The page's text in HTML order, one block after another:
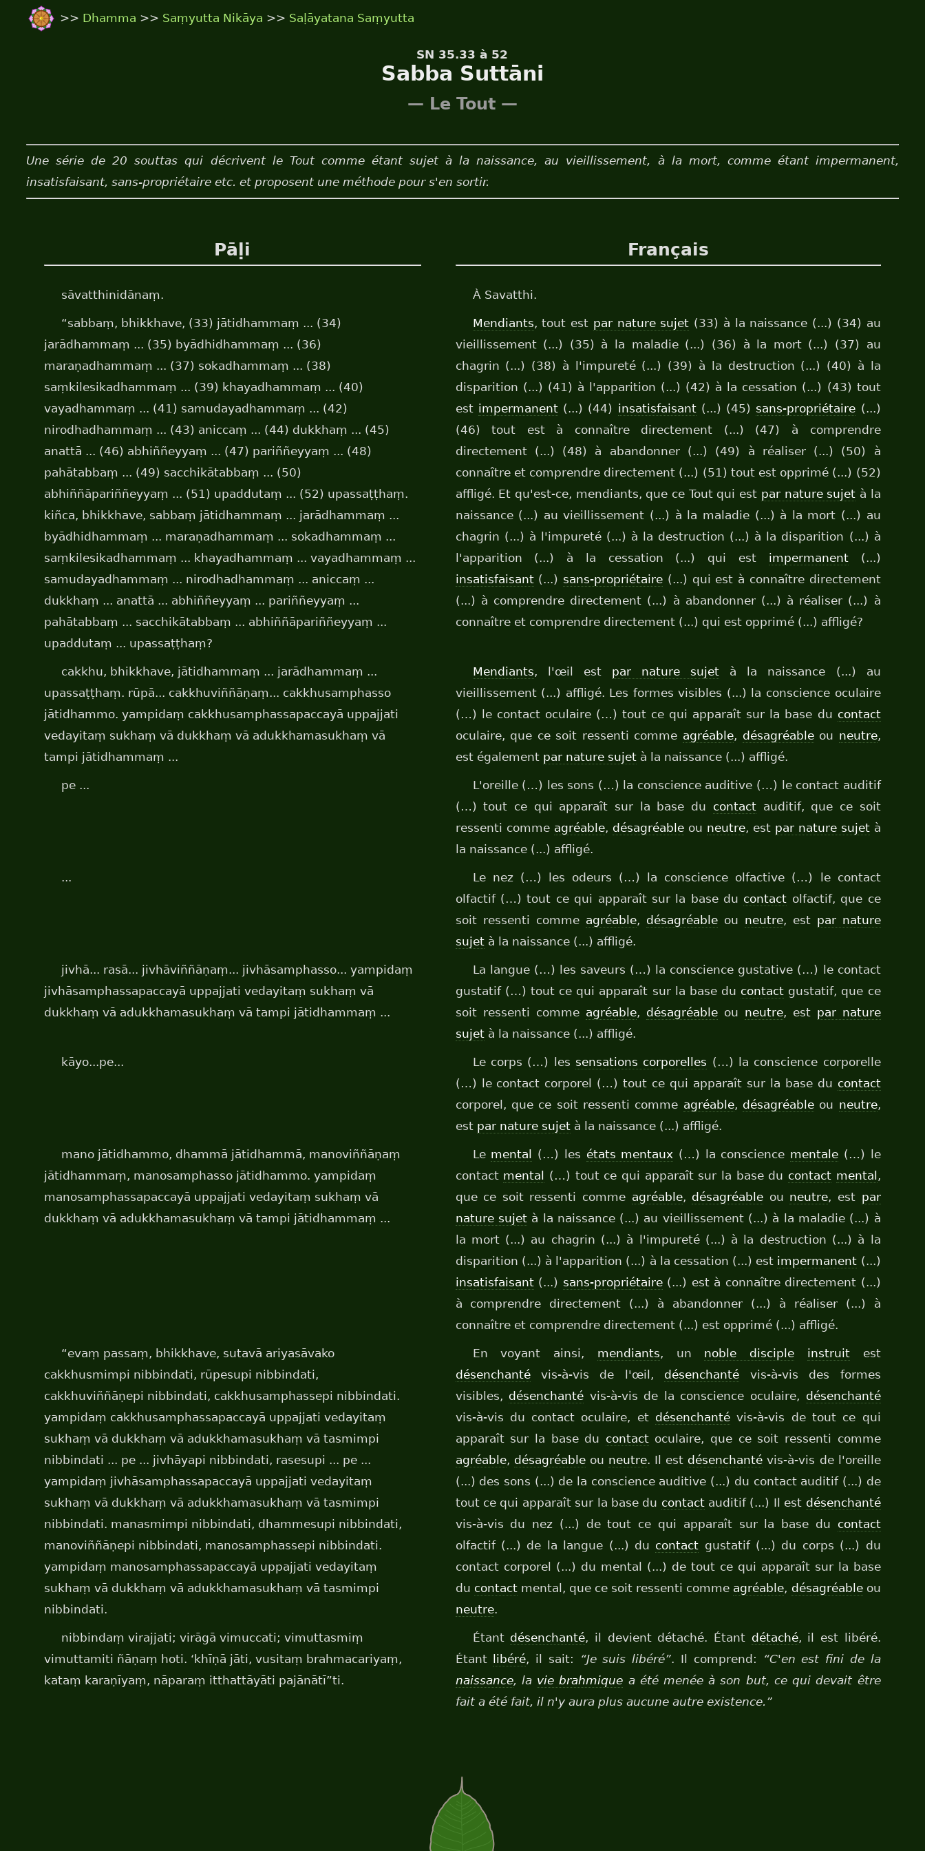
>> Dhamma >> Saṃyutta Nikāya >> Saḷāyatana Saṃyutta
SN 35.33 à 52
Sabba Suttāni
— Le Tout —
Une série de 20 souttas qui décrivent le Tout comme étant sujet à la naissance, au vieillissement, à la mort, comme étant impermanent,
insatisfaisant, sans-propriétaire etc. et proposent une méthode pour s'en sortir.
Pāḷi
sāvatthinidānaṃ.
Français
À Savatthi.
“sabbaṃ, bhikkhave, (33) jātidhammaṃ ... (34)
jarādhammaṃ ... (35) byādhidhammaṃ ... (36)
maraṇadhammaṃ ... (37) sokadhammaṃ ... (38)
saṃkilesikadhammaṃ ... (39) khayadhammaṃ ... (40)
vayadhammaṃ ... (41) samudayadhammaṃ ... (42)
nirodhadhammaṃ ... (43) aniccaṃ ... (44) dukkhaṃ ... (45)
anattā ... (46) abhiññeyyaṃ ... (47) pariññeyyaṃ ... (48)
pahātabbaṃ ... (49) sacchikātabbaṃ ... (50)
abhiññāpariññeyyaṃ ... (51) upaddutaṃ ... (52) upassaṭṭhaṃ.
kiñca, bhikkhave, sabbaṃ jātidhammaṃ ... jarādhammaṃ ...
byādhidhammaṃ ... maraṇadhammaṃ ... sokadhammaṃ ...
saṃkilesikadhammaṃ ... khayadhammaṃ ... vayadhammaṃ ...
samudayadhammaṃ ... nirodhadhammaṃ ... aniccaṃ ...
dukkhaṃ ... anattā ... abhiññeyyaṃ ... pariññeyyaṃ ...
pahātabbaṃ ... sacchikātabbaṃ ... abhiññāpariññeyyaṃ ...
upaddutaṃ ... upassaṭṭhaṃ?
Mendiants, tout est par nature sujet (33) à la naissance (...) (34) au
vieillissement (...) (35) à la maladie (...) (36) à la mort (...) (37) au
chagrin (...) (38) à l'impureté (...) (39) à la destruction (...) (40) à la
disparition (...) (41) à l'apparition (...) (42) à la cessation (...) (43) tout
est impermanent(...) (44) insatisfaisant(...) (45) sans-propriétaire (...)
(46) tout est à connaître directement (...) (47) à comprendre
directement (...) (48) à abandonner (...) (49) à réaliser (...) (50) à
connaître et comprendre directement (...) (51) tout est opprimé (...) (52)
affligé. Et qu'est-ce, mendiants, que ce Tout qui est par nature sujet à la
naissance (...) au vieillissement (...) à la maladie (...) à la mort (...) au
chagrin (...) à l'impureté (...) à la destruction (...) à la disparition (...) à
l'apparition (...) à la cessation (...) qui est impermanent(...)
insatisfaisant(...) sans-propriétaire (...) qui est à connaître directement
(...) à comprendre directement (...) à abandonner (...) à réaliser (...) à
connaître et comprendre directement (...) qui est opprimé (...) affligé?
cakkhu, bhikkhave, jātidhammaṃ ... jarādhammaṃ ...
upassaṭṭhaṃ. rūpā... cakkhuviññāṇaṃ... cakkhusamphasso
jātidhammo. yampidaṃ cakkhusamphassapaccayā uppajjati
vedayitaṃ sukhaṃ vā dukkhaṃ vā adukkhamasukhaṃ vā
tampi jātidhammaṃ ...
Mendiants, l'œil est par nature sujet à la naissance (...) au
vieillissement (...) affligé. Les formes visibles (...) la conscience oculaire
(…) le contact oculaire (…) tout ce qui apparaît sur la base du contact
oculaire, que ce soit ressenti comme agréable, désagréableou neutre,
est également par nature sujetà la naissance (...) affligé.
pe ...
L'oreille (…) les sons (…) la conscience auditive (…) le contact auditif
(…) tout ce qui apparaît sur la base du contactauditif, que ce soit
ressenti comme agréable, désagréableou neutre, est par nature sujetà
la naissance (...) affligé.
...
Le nez (…) les odeurs (…) la conscience olfactive (…) le contact
olfactif (…) tout ce qui apparaît sur la base du contact olfactif, que ce
soit ressenti comme agréable, désagréableou neutre, est par nature
sujetà la naissance (...) affligé.
jivhā... rasā... jivhāviññāṇaṃ... jivhāsamphasso... yampidaṃ
jivhāsamphassapaccayā uppajjati vedayitaṃ sukhaṃ vā
dukkhaṃ vā adukkhamasukhaṃ vā tampi jātidhammaṃ ...
La langue (…) les saveurs (…) la conscience gustative (…) le contact
gustatif (…) tout ce qui apparaît sur la base du contact gustatif, que ce
soit ressenti comme agréable, désagréableou neutre, est par nature
sujetà la naissance (...) affligé.
kāyo...pe... Le corps (…) les sensations corporelles (…) la conscience corporelle
(…) le contact corporel (…) tout ce qui apparaît sur la base du contact
corporel, que ce soit ressenti comme agréable, désagréableou neutre,
est par nature sujetà la naissance (...) affligé.
mano jātidhammo, dhammā jātidhammā, manoviññāṇaṃ
jātidhammaṃ, manosamphasso jātidhammo. yampidaṃ
manosamphassapaccayā uppajjati vedayitaṃ sukhaṃ vā
dukkhaṃ vā adukkhamasukhaṃ vā tampi jātidhammaṃ ...
Le mental (…) les états mentaux (…) la conscience mentale (…) le
contact mental (…) tout ce qui apparaît sur la base du contact mental ,
que ce soit ressenti comme agréable, désagréable ou neutre, est par
nature sujetà la naissance (...) au vieillissement (...) à la maladie (...) à
la mort (...) au chagrin (...) à l'impureté (...) à la destruction (...) à la
disparition (...) à l'apparition (...) à la cessation (...) est impermanent (...)
insatisfaisant(...) sans-propriétaire(...) est à connaître directement (...)
à comprendre directement (...) à abandonner (...) à réaliser (...) à
connaître et comprendre directement (...) est opprimé (...) affligé.
“evaṃ passaṃ, bhikkhave, sutavā ariyasāvako
cakkhusmimpi nibbindati, rūpesupi nibbindati,
cakkhuviññāṇepi nibbindati, cakkhusamphassepi nibbindati.
yampidaṃ cakkhusamphassapaccayā uppajjati vedayitaṃ
sukhaṃ vā dukkhaṃ vā adukkhamasukhaṃ vā tasmimpi
nibbindati ... pe ... jivhāyapi nibbindati, rasesupi ... pe ...
yampidaṃ jivhāsamphassapaccayā uppajjati vedayitaṃ
sukhaṃ vā dukkhaṃ vā adukkhamasukhaṃ vā tasmimpi
nibbindati. manasmimpi nibbindati, dhammesupi nibbindati,
manoviññāṇepi nibbindati, manosamphassepi nibbindati.
yampidaṃ manosamphassapaccayā uppajjati vedayitaṃ
sukhaṃ vā dukkhaṃ vā adukkhamasukhaṃ vā tasmimpi
nibbindati.
En voyant ainsi, mendiants, un noble disciple instruitest
désenchantévis-à-vis de l'œil, désenchanté vis-à-vis des formes
visibles, désenchanté vis-à-vis de la conscience oculaire, désenchanté
vis-à-vis du contact oculaire, et désenchanté vis-à-vis de tout ce qui
apparaît sur la base du contactoculaire, que ce soit ressenti comme
agréable, désagréableou neutre. Il est désenchanté vis-à-vis de l'oreille
(...) des sons (...) de la conscience auditive (...) du contact auditif (...) de
tout ce qui apparaît sur la base du contactauditif (...) Il est désenchanté
vis-à-vis du nez (...) de tout ce qui apparaît sur la base du contact
olfactif (...) de la langue (...) du contact gustatif (...) du corps (...) du
contact corporel (...) du mental (...) de tout ce qui apparaît sur la base
du contactmental, que ce soit ressenti comme agréable, désagréableou
neutre.
nibbindaṃ virajjati; virāgā vimuccati; vimuttasmiṃ
vimuttamiti ñāṇaṃ hoti. ‘khīṇā jāti, vusitaṃ brahmacariyaṃ,
kataṃ karaṇīyaṃ, nāparaṃ itthattāyāti pajānātī”ti.
Étant désenchanté, il devient détaché. Étant détaché, il est libéré.
Étant
libéré, il sait: “Je suis libéré”. Il comprend:
“C'en est fini de la
naissance, la vie brahmique a été menée à son but, ce qui devait être
fait a été fait, il n'y aura plus aucune autre existence.”